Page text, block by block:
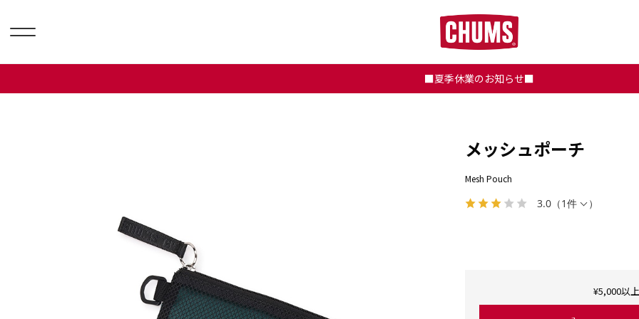
■夏季休業のお知らせ■
3.0 （1件 ）
メッシュポーチ
Mesh Pouch
¥5,000以